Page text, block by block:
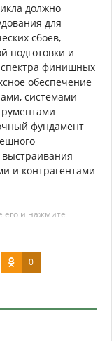
должно
для
сбоев,
подготовки и
финишных
обеспечение
системами
фундамент
и контрагентами
его и нажмите
0